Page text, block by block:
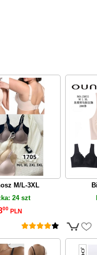
M/L-3XL
24 szt
00 PLN